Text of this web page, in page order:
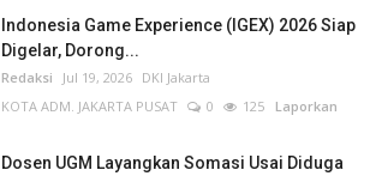
Indonesia Game Experience (IGEX) 2026 Siap
Digelar, Dorong...
Redaksi Jul 19, 2026 DKI Jakarta
KOTA ADM. JAKARTA PUSAT
0 125 Laporkan
Dosen UGM Layangkan Somasi Usai Diduga